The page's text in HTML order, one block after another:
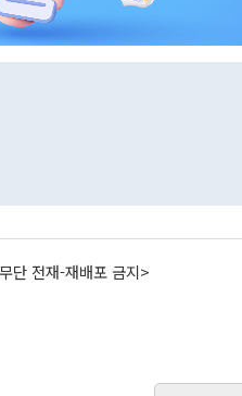
단 전재-재배포 금지>